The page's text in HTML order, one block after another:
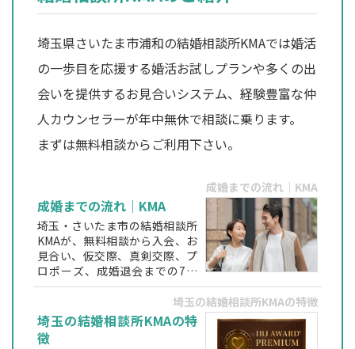
埼玉県さいたま市浦和の結婚相談所KMAでは婚活
の一歩目を応援する婚活お試しプランや多くの出
会いを提供するお見合いシステム、経験豊富な仲
人カウンセラーが年中無休で相談に乗ります。
まずは無料相談からご利用下さい。
成婚までの流れ｜KMA
成婚までの流れ｜KMA
埼玉・さいたま市の結婚相談所
KMAが、無料相談から入会、お
見合い、仮交際、真剣交際、プ
ロポーズ、成婚退会までの7ス
テップをわかりやすく解説。仲
人カウンセラーが伴走する安心
の婚活サポート。
埼玉の結婚相談所KMAの特徴
埼玉の結婚相談所KMAの特
徴